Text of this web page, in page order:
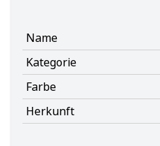
Name
Kategorie
Farbe
Herkunft